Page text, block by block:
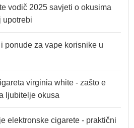
vodič 2025 savjeti o okusima
upotrebi
ponude za vape korisnike u
virginia white - zašto e
ljubitelje okusa
elektronske cigarete - praktični